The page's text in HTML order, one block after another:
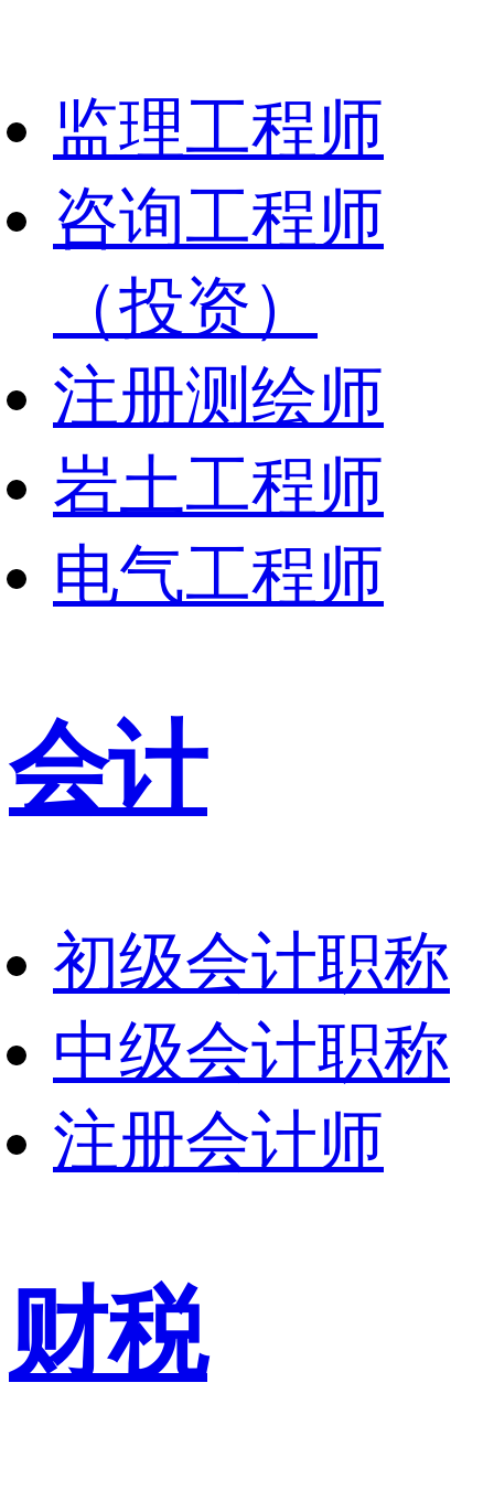
监理工程师
咨询工程师
（投资）
注册测绘师
岩土工程师
电气工程师
会计
初级会计职称
中级会计职称
注册会计师
财税